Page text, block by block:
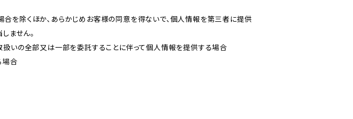
を除くほか、あらかじめお客様の同意を得ないで、個人情報を第三者に提供
ません。
扱いの全部又は一部を委託することに伴って個人情報を提供する場合
場合